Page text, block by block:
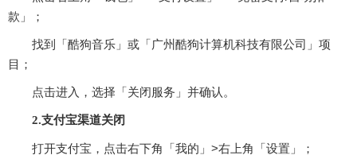
款」；
找到「酷狗音乐」或「广州酷狗计算机科技有限公司」项
目；
点击进入，选择「关闭服务」并确认。‌‌
2.支付宝渠道关闭
打开支付宝，点击右下角「我的」>右上角「设置」；